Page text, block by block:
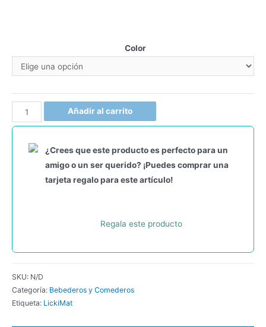
Color
Añadir al carrito
¿Crees que este producto es perfecto para un
amigo o un ser querido? ¡Puedes comprar una
tarjeta regalo para este artículo!
Regala este producto
SKU: N/D
Categoría: Bebederos y Comederos
Etiqueta: LickiMat